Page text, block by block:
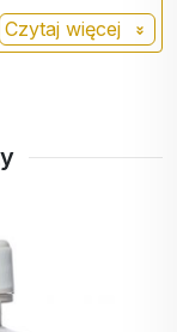
głównie
Indiach.
masy
trawiący
w
Czytaj więcej